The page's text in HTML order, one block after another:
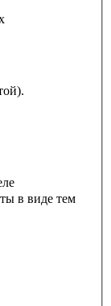
в виде тем